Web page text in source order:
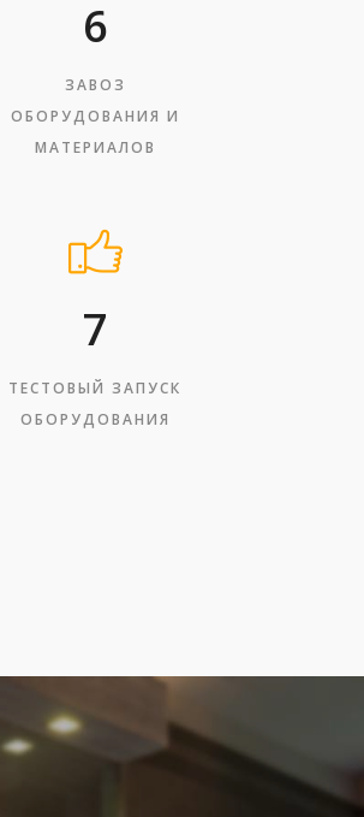
6
ЗАВОЗ
ОБОРУДОВАНИЯ И
МАТЕРИАЛОВ
7
ТЕСТОВЫЙ ЗАПУСК
ОБОРУДОВАНИЯ